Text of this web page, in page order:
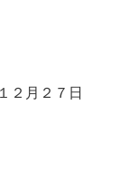
２月２７日